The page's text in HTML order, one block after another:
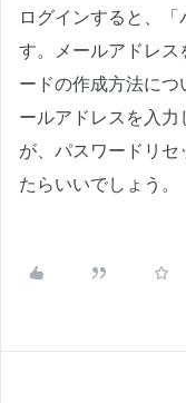
ログインすると、
す。メールアドレス
ードの作成方法に
ールアドレスを入
が、パスワードリセ
たらいいでしょう。